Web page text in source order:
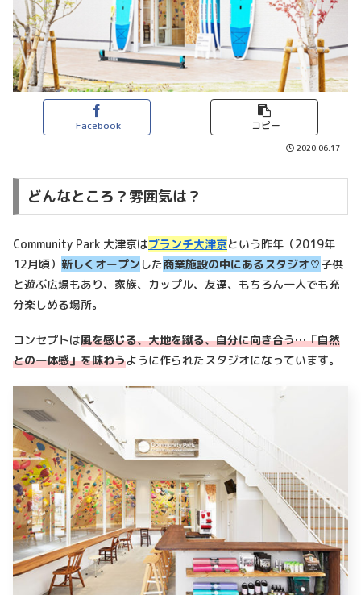
Facebook コピー
2020.06.17
どんなところ？雰囲気は？
Community Park 大津京はブランチ大津京という昨年（2019年
12月頃） 新しくオープン した商業施設の中にあるスタジオ♡子供
と遊ぶ広場もあり、家族、カップル、友達、もちろん一人でも充
分楽しめる場所。
コンセプトは風を感じる、大地を蹴る、自分に向き合う…「自然
との一体感」を味わうように作られたスタジオになっています。